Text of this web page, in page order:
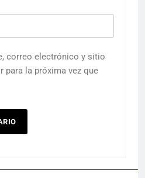
correo electrónico y sitio
para la próxima vez que